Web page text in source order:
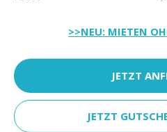
>>NEU: MIETEN
JETZT
JETZT